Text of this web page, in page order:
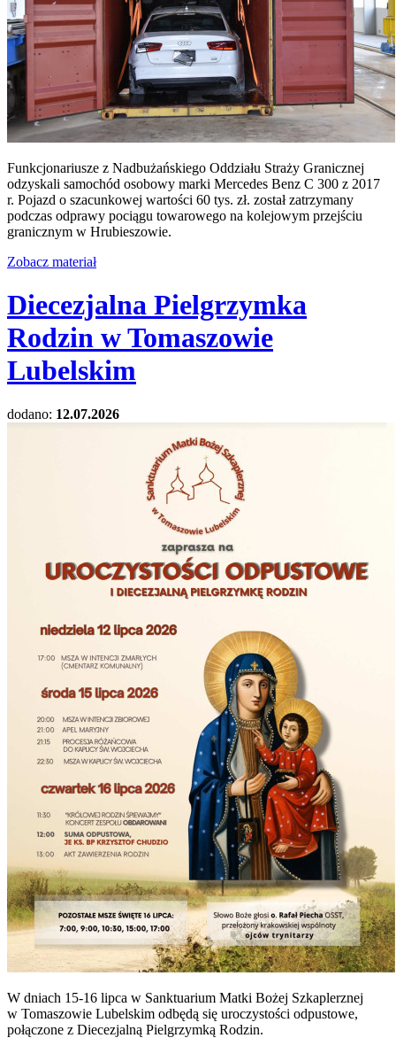
Funkcjonariusze z Nadbużańskiego Oddziału Straży Granicznej
odzyskali samochód osobowy marki Mercedes Benz C 300 z 2017
r. Pojazd o szacunkowej wartości 60 tys. zł. został zatrzymany
podczas odprawy pociągu towarowego na kolejowym przejściu
granicznym w Hrubieszowie.
Zobacz materiał
Diecezjalna Pielgrzymka
Rodzin w Tomaszowie
Lubelskim
dodano: 12.07.2026
W dniach 15-16 lipca w Sanktuarium Matki Bożej Szkaplerznej
w Tomaszowie Lubelskim odbędą się uroczystości odpustowe,
połączone z Diecezjalną Pielgrzymką Rodzin.